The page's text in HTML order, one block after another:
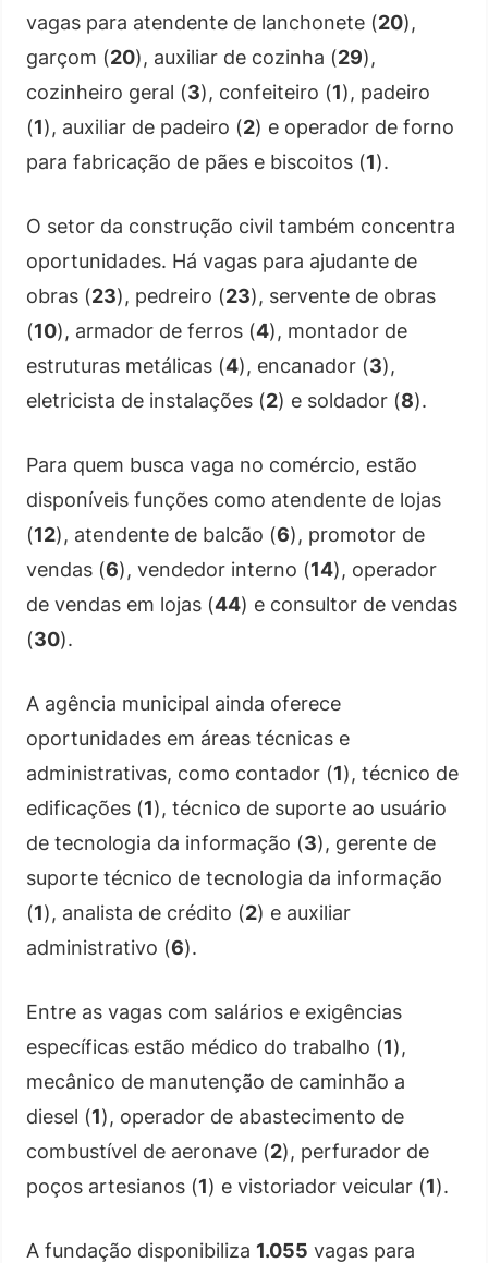
vagas para atendente de lanchonete (20),
garçom (20), auxiliar de cozinha (29),
cozinheiro geral (3), confeiteiro (1), padeiro
(1), auxiliar de padeiro (2) e operador de forno
para fabricação de pães e biscoitos (1).
O setor da construção civil também concentra
oportunidades. Há vagas para ajudante de
obras (23), pedreiro (23), servente de obras
(10), armador de ferros (4), montador de
estruturas metálicas (4), encanador (3),
eletricista de instalações (2) e soldador (8).
Para quem busca vaga no comércio, estão
disponíveis funções como atendente de lojas
(12), atendente de balcão (6), promotor de
vendas (6), vendedor interno (14), operador
de vendas em lojas (44) e consultor de vendas
(30).
A agência municipal ainda oferece
oportunidades em áreas técnicas e
administrativas, como contador (1), técnico de
edificações (1), técnico de suporte ao usuário
de tecnologia da informação (3), gerente de
suporte técnico de tecnologia da informação
(1), analista de crédito (2) e auxiliar
administrativo (6).
Entre as vagas com salários e exigências
específicas estão médico do trabalho (1),
mecânico de manutenção de caminhão a
diesel (1), operador de abastecimento de
combustível de aeronave (2), perfurador de
poços artesianos (1) e vistoriador veicular (1).
A fundação disponibiliza 1.055 vagas para